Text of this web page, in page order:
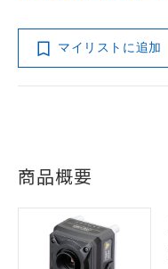
マイリストに追加
商品概要